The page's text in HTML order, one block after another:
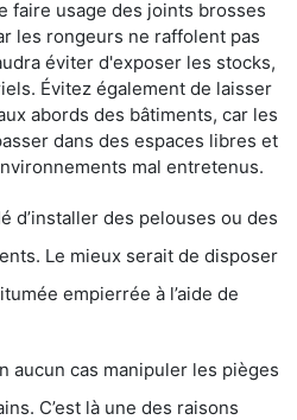
faire usage des joints brosses
les rongeurs ne raffolent pas
éviter d'exposer les stocks,
Évitez également de laisser
abords des bâtiments, car les
dans des espaces libres et
mal entretenus.
d’installer des pelouses ou des
Le mieux serait de disposer
empierrée à l’aide de
aucun cas manipuler les pièges
C’est là une des raisons